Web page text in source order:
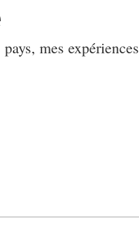
mes expériences